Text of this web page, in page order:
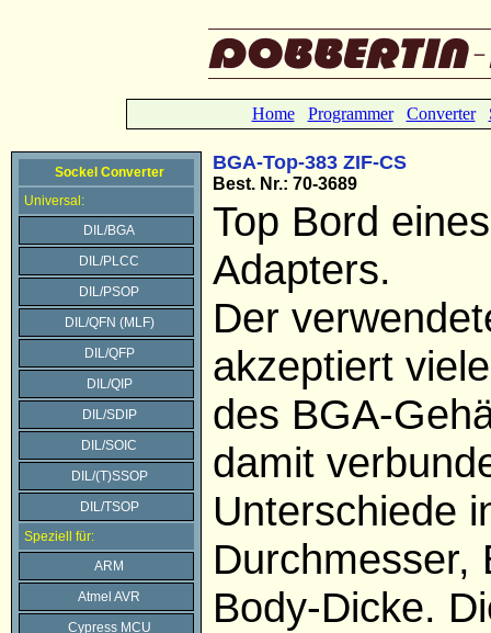
Home Programmer Converter
Sockel Converter
Universal:
DIL/BGA
DIL/PLCC
DIL/PSOP
DIL/QFN (MLF)
DIL/QFP
DIL/QIP
DIL/SDIP
DIL/SOIC
DIL/(T)SSOP
DIL/TSOP
Speziell für:
ARM
Atmel AVR
Cypress MCU
BGA-Top-383 ZIF-CS
Best. Nr.: 70-3689
Top Bord
Adapters.
Der
akzeptiert
des BGA-
damit
Unterschiede
Durchmesser,
Body-Dicke.